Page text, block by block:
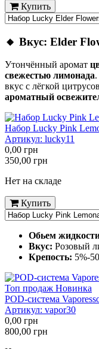
Купить
🔸 Вкус: Elder
Утончённый аромат
свежестью лимонада
вкус с лёгкой
ароматный
Набор Lucky Pink
Артикул: lucky11
0,00 грн
350,00 грн
Нет на складе
Купить
Обьем
Вкус: Розовый
Крепость: 5%-
Топ продаж Новинка
POD-система
Артикул: vapor30
0,00 грн
800,00 грн